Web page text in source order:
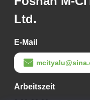
Ltd.
E-Mail
Arbeitszeit